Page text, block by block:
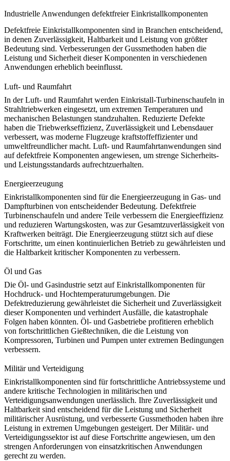
Industrielle Anwendungen defektfreier Einkristallkomponenten
Defektfreie Einkristallkomponenten sind in Branchen entscheidend,
in denen Zuverlässigkeit, Haltbarkeit und Leistung von größter
Bedeutung sind. Verbesserungen der Gussmethoden haben die
Leistung und Sicherheit dieser Komponenten in verschiedenen
Anwendungen erheblich beeinflusst.
Luft- und Raumfahrt
In der Luft- und Raumfahrt werden Einkristall-Turbinenschaufeln in
Strahltriebwerken eingesetzt, um extremen Temperaturen und
mechanischen Belastungen standzuhalten. Reduzierte Defekte
haben die Triebwerkseffizienz, Zuverlässigkeit und Lebensdauer
verbessert, was moderne Flugzeuge kraftstoffeffizienter und
umweltfreundlicher macht. Luft- und Raumfahrtanwendungen sind
auf defektfreie Komponenten angewiesen, um strenge Sicherheits-
und Leistungsstandards aufrechtzuerhalten.
Energieerzeugung
Einkristallkomponenten sind für die Energieerzeugung in Gas- und
Dampfturbinen von entscheidender Bedeutung. Defektfreie
Turbinenschaufeln und andere Teile verbessern die Energieeffizienz
und reduzieren Wartungskosten, was zur Gesamtzuverlässigkeit von
Kraftwerken beiträgt. Die Energieerzeugung stützt sich auf diese
Fortschritte, um einen kontinuierlichen Betrieb zu gewährleisten und
die Haltbarkeit kritischer Komponenten zu verbessern.
Öl und Gas
Die Öl- und Gasindustrie setzt auf Einkristallkomponenten für
Hochdruck- und Hochtemperaturumgebungen. Die
Defektreduzierung gewährleistet die Sicherheit und Zuverlässigkeit
dieser Komponenten und verhindert Ausfälle, die katastrophale
Folgen haben könnten. Öl- und Gasbetriebe profitieren erheblich
von fortschrittlichen Gießtechniken, die die Leistung von
Kompressoren, Turbinen und Pumpen unter extremen Bedingungen
verbessern.
Militär und Verteidigung
Einkristallkomponenten sind für fortschrittliche Antriebssysteme und
andere kritische Technologien in militärischen und
Verteidigungsanwendungen unerlässlich. Ihre Zuverlässigkeit und
Haltbarkeit sind entscheidend für die Leistung und Sicherheit
militärischer Ausrüstung, und verbesserte Gussmethoden haben ihre
Leistung in extremen Umgebungen gesteigert. DerMilitär- und
Verteidigungssektorist auf diese Fortschritte angewiesen, um den
strengen Anforderungen von einsatzkritischen Anwendungen
gerecht zu werden.